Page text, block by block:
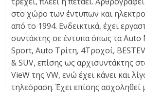
στο χώρο των έντυπων και
από το 1994. Ενδεικτικά, έχει
συντάκτης σε έντυπα όπως τα
Sport, Auto Τρίτη, 4Τροχοί,
& SUV, επίσης ως αρχισυντάκτης
VieW της VW, ενώ έχει κάνει και
τηλεόραση. Έχει επίσης